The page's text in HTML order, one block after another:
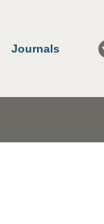
Journals